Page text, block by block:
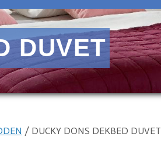
DUVET
/ DUCKY DONS DEKBED DUVET